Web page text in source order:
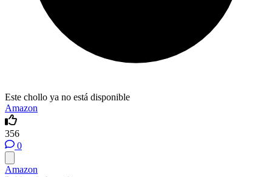
Este chollo ya no está disponible
Amazon
356
0
Amazon